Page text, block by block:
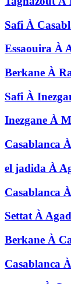
Safi À
Essaouira À
Berkane À
Safi À
Inezgane À
Casablanca À
el jadida À
Casablanca À
Settat À
Berkane À
Casablanca À